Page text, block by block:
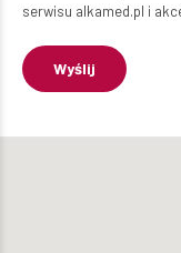
serwisu alkamed.pl i